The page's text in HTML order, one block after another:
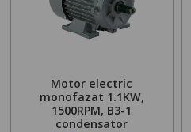
Motor electric
monofazat 1.1KW,
1500RPM, B3-1
condensator